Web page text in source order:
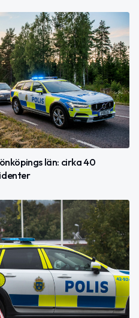
län: cirka 40